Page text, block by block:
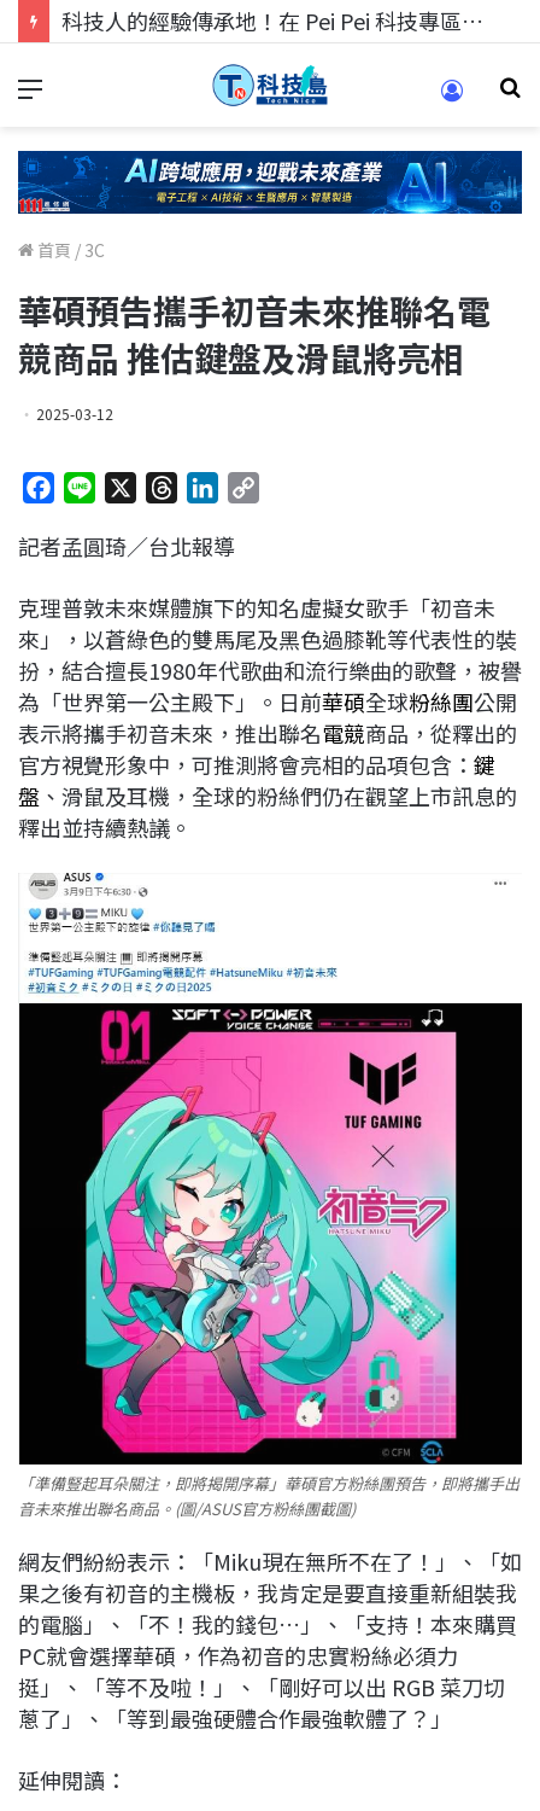
科技人的經驗傳承地！在 Pei Pei 科技專區，與學弟妹交流最硬核的技術
首頁 / 3C
華碩預告攜手初音未來推聯名電
競商品 推估鍵盤及滑鼠將亮相
2025-03-12
c
b
o
k
n
r
a
d
s
n
e
d
I
n
L
i
n
k
記者孟圓琦／台北報導
克理普敦未來媒體旗下的知名虛擬女歌手「初音未
來」，以蒼綠色的雙馬尾及黑色過膝靴等代表性的裝
扮，結合擅長1980年代歌曲和流行樂曲的歌聲，被譽
為「世界第一公主殿下」。日前華碩全球粉絲團公開
表示將攜手初音未來，推出聯名電競商品，從釋出的
官方視覺形象中，可推測將會亮相的品項包含： 鍵
盤 、滑鼠及耳機，全球的粉絲們仍在觀望上市訊息的
釋出並持續熱議。
「準備豎起耳朵關注，即將揭開序幕」華碩官方粉絲團預告，即將攜手出
音未來推出聯名商品。(圖/ASUS官方粉絲團截圖)
網友們紛紛表示：「Miku現在無所不在了！」、「如
果之後有初音的主機板，我肯定是要直接重新組裝我
的電腦」、「不！我的錢包…」、「支持！本來購買
PC就會選擇華碩，作為初音的忠實粉絲必須力
挺」、「等不及啦！」、「剛好可以出 RGB 菜刀切
蔥了」、「等到最強硬體合作最強軟體了？」
延伸閱讀：